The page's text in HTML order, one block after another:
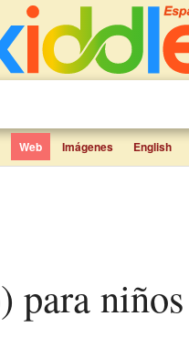
Web Imágenes English
para niños